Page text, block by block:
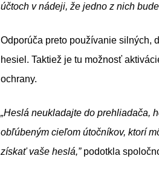
účtoch v nádeji, že jedno z nich
Odporúča preto používanie silných,
hesiel. Taktiež je tu možnosť
ochrany.
„Heslá neukladajte do prehliadača,
obľúbeným cieľom útočníkov, ktorí
získať vaše heslá,”podotkla